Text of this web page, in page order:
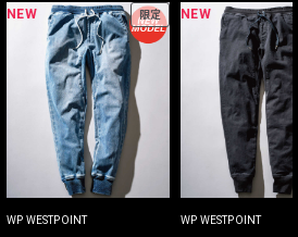
NEW 限定
WP WESTPOINT
NEW
WP WESTPOINT